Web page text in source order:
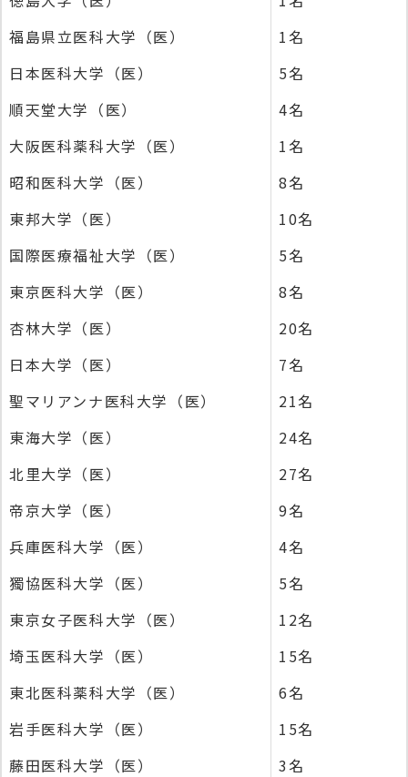
福島県立医科大学（医）
1名
日本医科大学（医）
5名
順天堂大学（医）
4名
大阪医科薬科大学（医）
1名
昭和医科大学（医）
8名
東邦大学（医）
10名
国際医療福祉大学（医）
5名
東京医科大学（医）
8名
杏林大学（医）
20名
日本大学（医）
7名
聖マリアンナ医科大学（医）
21名
東海大学（医）
24名
北里大学（医）
27名
帝京大学（医）
9名
兵庫医科大学（医）
4名
獨協医科大学（医）
5名
東京女子医科大学（医）
12名
埼玉医科大学（医）
15名
東北医科薬科大学（医）
6名
岩手医科大学（医）
15名
藤田医科大学（医）
3名